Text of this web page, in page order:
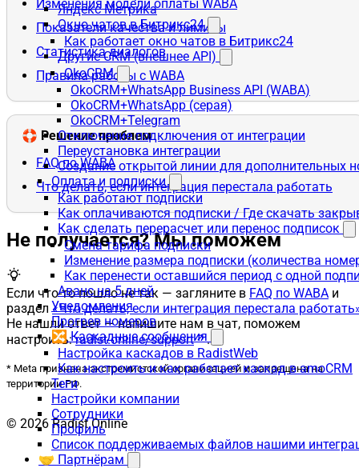
Яндекс Метрика
Окно чатов в Битрикс24
Как работает окно чатов в Битрикс24
Другие CRM (внешнее API)
OkoCRM
OkoCRM+WhatsApp Business API (WABA)
OkoCRM+WhatsApp (серая)
OkoCRM+Telegram
Отключение подключения от интеграции
Переустановка интеграции
Создание открытой линии для дополнительных
Оплата и подписки
Как работают подписки
Как оплачиваются подписки / Где скачать
Как сделать перерасчет или перенос подписок
Смена тарифа подписки
Изменение размера подписки (количества
Как перенести оставшийся период с одной
Аванс на 5 дней
Уведомления
Прогрев номеров
🔀 Каскадные сообщения
Настройка каскадов в RadistWeb
Как настроить и как работает каскад в amoCRM
Теги
Настройки компании
Сотрудники
Профиль
Список поддерживаемых файлов нашими
🤝 Партнёрам
Изменения модели оплаты WABA
Показатели качества и лимиты
Статистика диалогов
Правила работы с WABA
🛟 Решение проблем
FAQ по WABA
Что делать, если интеграция перестала работать
Не получается? Мы поможем
Если что-то пошло не так — загляните в FAQ по WABA и
раздел«Что делать, если интеграция перестала
Не нашли ответ — напишите нам в чат, поможем
настроить:radist.online/support .
* Meta признана экстремистской организацией и запрещена на
территории РФ.
© 2026 Radist.Online